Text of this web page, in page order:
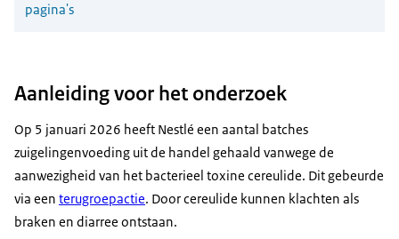
pagina's
Aanleiding voor het onderzoek
Op 5 januari 2026 heeft Nestlé een aantal batches
zuigelingenvoeding uit de handel gehaald vanwege de
aanwezigheid van het bacterieel toxine cereulide. Dit gebeurde
via een terugroepactie. Door cereulide kunnen klachten als
braken en diarree ontstaan.